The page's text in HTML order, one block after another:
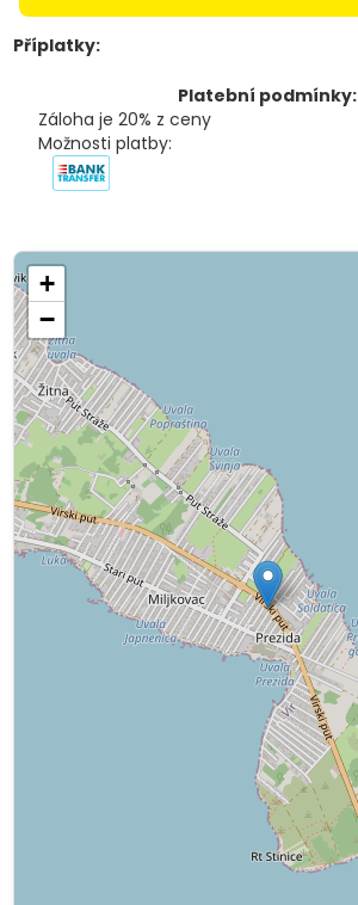
Příplatky:
Platební podmínky:
Záloha je 20% z ceny
Možnosti platby:
+
−